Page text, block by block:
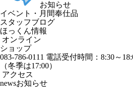
お知らせ
イベント・月間奉仕品
スタッフブログ
ほっくん情報
オンライン
ショップ
083-786-0111 電話受付時間：8:30～
（冬季は17:00）
アクセス
newsお知らせ